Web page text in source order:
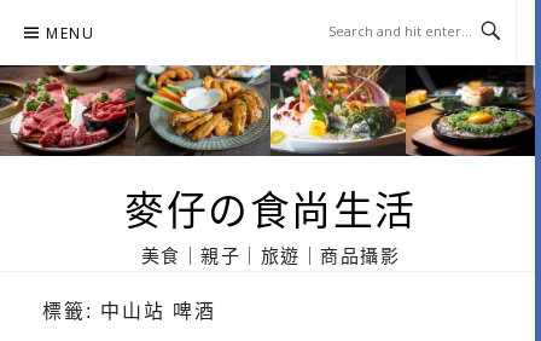
content
MENU
麥仔の食尚生活
美食｜親子｜旅遊｜商品攝影
標籤: 中山站 啤酒